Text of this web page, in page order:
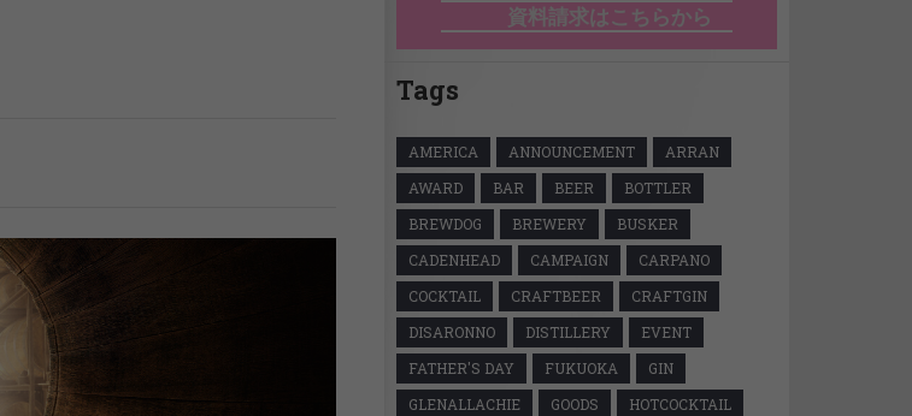
資料請求はこちらから
Tags
AMERICA ANNOUNCEMENT
ARRAN
AWARD
BAR BEER
BOTTLER
BREWDOG
BREWERY
BUSKER
CADENHEAD
CAMPAIGN
CARPANO
COCKTAIL
CRAFTBEER
CRAFTGIN
DISARONNO
DISTILLERY
EVENT
FATHER'S DAY
FUKUOKA
GIN
GLENALLACHIE
GOODS
HOTCOCKTAIL